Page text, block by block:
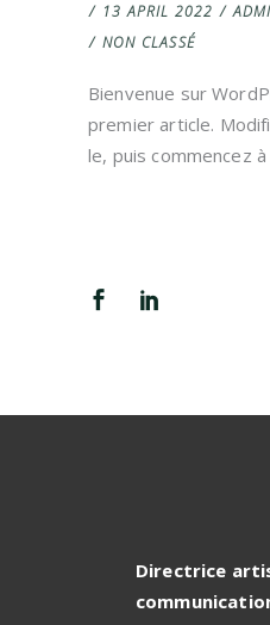
13 APRIL 2022
NON CLASSÉ
Bienvenue sur
premier article.
le, puis commencez
Directrice